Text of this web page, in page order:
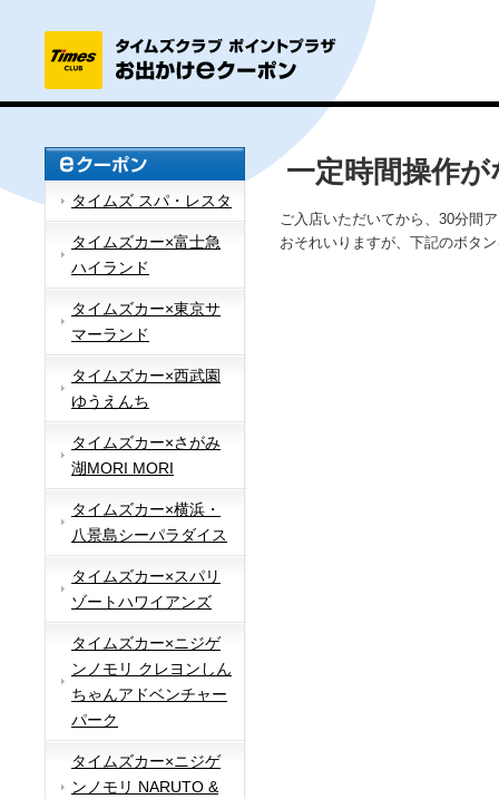
タイムズ スパ・レスタ
タイムズカー×富士急
ハイランド
タイムズカー×東京サ
マーランド
タイムズカー×西武園
ゆうえんち
タイムズカー×さがみ
湖MORI MORI
タイムズカー×横浜・
八景島シーパラダイス
タイムズカー×スパリ
ゾートハワイアンズ
タイムズカー×ニジゲ
ンノモリ クレヨンしん
ちゃんアドベンチャー
パーク
タイムズカー×ニジゲ
ンノモリ NARUTO &
一定時間操作
ご入店いただいてから、30分間
おそれいりますが、下記のボタ